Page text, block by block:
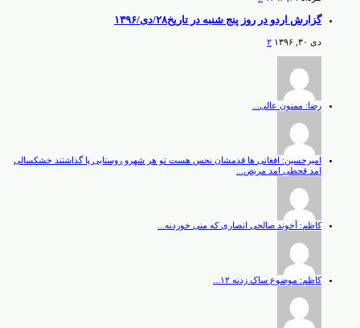
گزارش اردو در روز پنج شنبه در تاریخ۲۸/دی/۱۳۹۶
دی ۳۰, ۱۳۹۶ ۲
رضا: ممنون عالی...
امیرحسین: افغانی ها قدمشان نحس هست تو هر شهرو روستایی پا گذاشتند خشکسالی
امد قحطی امد مریض...
کاظم: آخوند صالحی انصاری که منی خوردنه...
کاظم: موضوع ساک زدنه ۱۲...